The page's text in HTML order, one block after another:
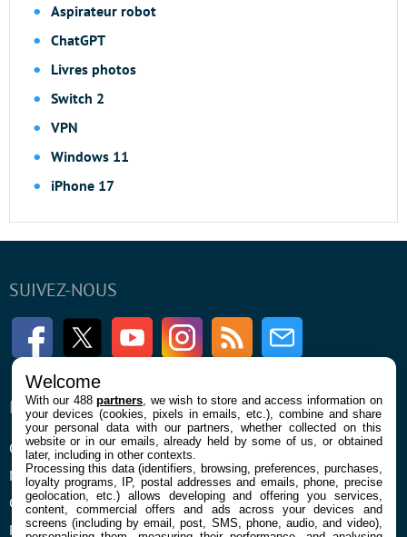
Aspirateur robot
ChatGPT
Livres photos
Switch 2
VPN
Windows 11
iPhone 17
SUIVEZ-NOUS
FacebookTwitter Youtube InstagramRSS Newsletter
ENTREPRISE
Qui sommes nous
Mentions légales et CGU
Confidentialité et Cookies
Préférences cookies
À PROPOS
La rédaction
Contact
Welcome
With our 488partners , we wish to store and access information on
your devices (cookies, pixels in emails, etc.), combine and share
your personal data with our partners, whether collected on this
website or in our emails, already held by some of us, or obtained
later, including in other contexts.
Processing this data (identifiers, browsing, preferences, purchases,
loyalty programs, IP, postal addresses and emails, phone, precise
geolocation, etc.) allows developing and offering you services,
content, commercial offers and ads across your devices and
screens (including by email, post, SMS, phone, audio, and video),